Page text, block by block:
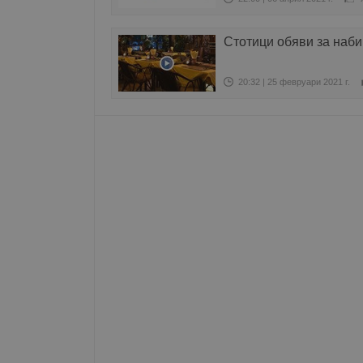
Стотици обяви за
20:32 | 25 февруари 2021 г.